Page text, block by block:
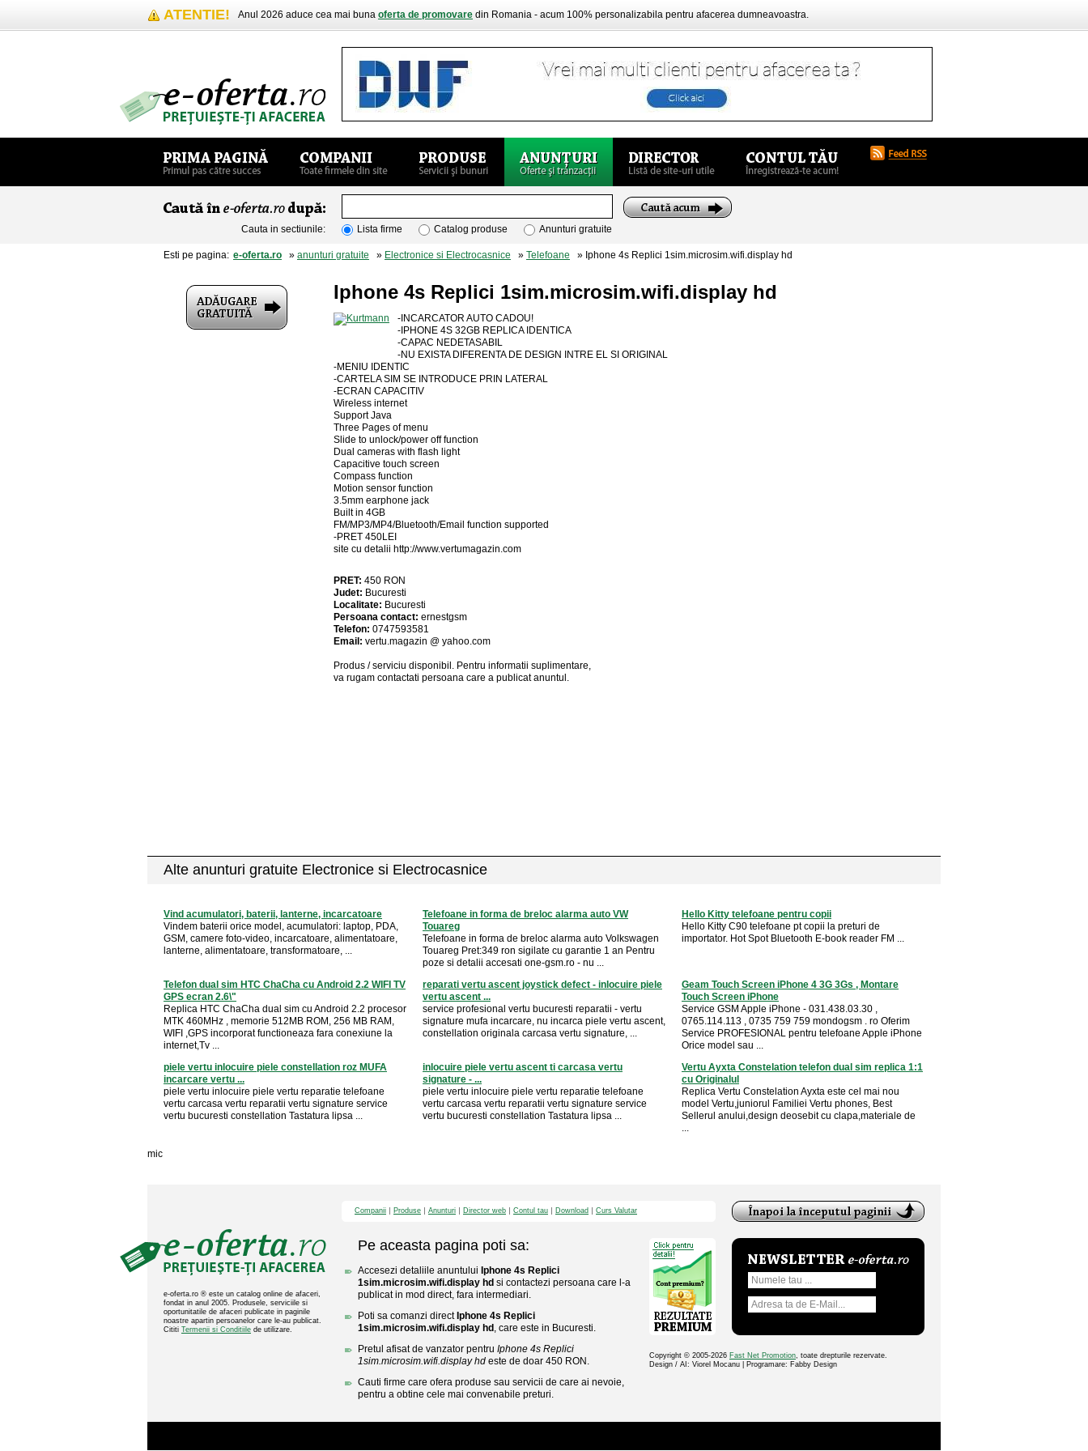
ATENTIE! Anul 2026 aduce cea mai buna oferta de promovare din Romania - acum 100% personalizabila pentru afacerea dumneavoastra.
Cauta in sectiunile: Lista firme Catalog produse Anunturi gratuite
Esti pe pagina: e-oferta.ro » anunturi gratuite » Electronice si Electrocasnice » Telefoane » Iphone 4s Replici 1sim.microsim.wifi.display hd
Iphone 4s Replici 1sim.microsim.wifi.display hd
-INCARCATOR AUTO CADOU!
-IPHONE 4S 32GB REPLICA IDENTICA
-CAPAC NEDETASABIL
-NU EXISTA DIFERENTA DE DESIGN INTRE EL SI ORIGINAL
-MENIU IDENTIC
-CARTELA SIM SE INTRODUCE PRIN LATERAL
-ECRAN CAPACITIV
Wireless internet
Support Java
Three Pages of menu
Slide to unlock/power off function
Dual cameras with flash light
Capacitive touch screen
Compass function
Motion sensor function
3.5mm earphone jack
Built in 4GB
FM/MP3/MP4/Bluetooth/Email function supported
-PRET 450LEI
site cu detalii http://www.vertumagazin.com
PRET: 450 RON
Judet: Bucuresti
Localitate: Bucuresti
Persoana contact: ernestgsm
Telefon: 0747593581
Email: vertu.magazin @ yahoo.com
Produs / serviciu disponibil . Pentru informatii suplimentare,
va rugam contactati persoana care a publicat anuntul.
Alte anunturi gratuite Electronice si Electrocasnice
Vind acumulatori, baterii, lanterne, incarcatoare
Vindem baterii orice model, acumulatori: laptop, PDA,
GSM, camere foto-video, incarcatoare, alimentatoare,
lanterne, alimentatoare, transformatoare, ...
Telefoane in forma de breloc alarma auto VW
Touareg
Telefoane in forma de breloc alarma auto Volkswagen
Touareg Pret:349 ron sigilate cu garantie 1 an Pentru
poze si detalii accesati one-gsm.ro - nu ...
Hello Kitty telefoane pentru copii
Hello Kitty C90 telefoane pt copii la preturi de
importator. Hot Spot Bluetooth E-book reader FM ...
Telefon dual sim HTC ChaCha cu Android 2.2 WIFI TV
GPS ecran 2.6\"
Replica HTC ChaCha dual sim cu Android 2.2 procesor
MTK 460MHz , memorie 512MB ROM, 256 MB RAM,
WIFI ,GPS incorporat functioneaza fara conexiune la
internet,Tv ...
reparati vertu ascent joystick defect - inlocuire piele
vertu ascent ...
service profesional vertu bucuresti reparatii - vertu
signature mufa incarcare, nu incarca piele vertu ascent,
constellation originala carcasa vertu signature, ...
Geam Touch Screen iPhone 4 3G 3Gs , Montare
Touch Screen iPhone
Service GSM Apple iPhone - 031.438.03.30 ,
0765.114.113 , 0735 759 759 mondogsm . ro Oferim
Service PROFESIONAL pentru telefoane Apple iPhone
Orice model sau ...
piele vertu inlocuire piele constellation roz MUFA
incarcare vertu ...
piele vertu inlocuire piele vertu reparatie telefoane
vertu carcasa vertu reparatii vertu signature service
vertu bucuresti constellation Tastatura lipsa ...
inlocuire piele vertu ascent ti carcasa vertu
signature - ...
piele vertu inlocuire piele vertu reparatie telefoane
vertu carcasa vertu reparatii vertu signature service
vertu bucuresti constellation Tastatura lipsa ...
Vertu Ayxta Constelation telefon dual sim replica 1:1
cu Originalul
Replica Vertu Constelation Ayxta este cel mai nou
model Vertu,juniorul Familiei Vertu phones, Best
Sellerul anului,design deosebit cu clapa,materiale de
...
mic
e-oferta.ro ® este un catalog online de afaceri,
fondat in anul 2005. Produsele, serviciile si
oportunitatile de afaceri publicate in paginile
noastre apartin persoanelor care le-au publicat.
Cititi Termenii si Conditiile de utilizare.
Companii Produse Anunturi Director web Contul tau Download Curs Valutar
Pe aceasta pagina poti sa:
Accesezi detaliile anuntului Iphone 4s Replici
1sim.microsim.wifi.display hd si contactezi persoana care l-a
publicat in mod direct, fara intermediari.
Poti sa comanzi direct Iphone 4s Replici
1sim.microsim.wifi.display hd , care este in Bucuresti.
Pretul afisat de vanzator pentru Iphone 4s Replici
1sim.microsim.wifi.display hd este de doar 450 RON.
Cauti firme care ofera produse sau servicii de care ai nevoie,
pentru a obtine cele mai convenabile preturi.
Copyright © 2005-2026 Fast Net Promotion, toate drepturile rezervate.
Design / AI: Viorel Mocanu | Programare: Fabby Design